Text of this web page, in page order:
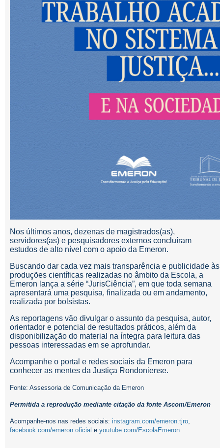
Nos últimos anos, dezenas de magistrados(as),
servidores(as) e pesquisadores externos concluíram
estudos de alto nível com o apoio da Emeron.
Buscando dar cada vez mais transparência e publicidade às
produções científicas realizadas no âmbito da Escola, a
Emeron lança a série “JurisCiência”, em que toda semana
apresentará uma pesquisa, finalizada ou em andamento,
realizada por bolsistas.
As reportagens vão divulgar o assunto da pesquisa, autor,
orientador e potencial de resultados práticos, além da
disponibilização do material na íntegra para leitura das
pessoas interessadas em se aprofundar.
Acompanhe o portal e redes sociais da Emeron para
conhecer as mentes da Justiça Rondoniense.
Fonte: Assessoria de Comunicação da Emeron
Permitida a reprodução mediante citação da fonte Ascom/Emeron
Acompanhe-nos nas redes sociais: instagram.com/emeron.tjro,
facebook.com/emeron.oficial e youtube.com/EscolaEmeron